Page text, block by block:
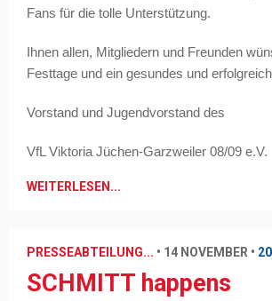
Fans für die tolle Unterstützung.
Ihnen allen, Mitgliedern und Freunden
Festtage und ein gesundes und
Vorstand und Jugendvorstand des
VfL Viktoria Jüchen-Garzweiler 08/09 e.V.
WEITERLESEN...
PRESSEABTEILUNG... • 14 NOVEMBER •
SCHMITT happens